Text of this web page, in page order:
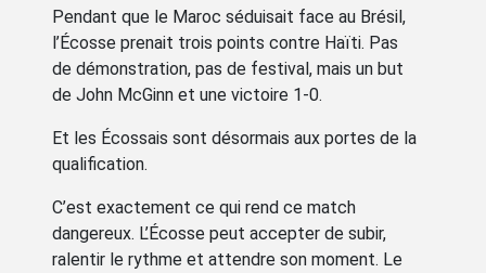
Pendant que le Maroc séduisait face au Brésil,
l’Écosse prenait trois points contre Haïti. Pas
de démonstration, pas de festival, mais un but
de John McGinn et une victoire 1-0.
Et les Écossais sont désormais aux portes de la
qualification.
C’est exactement ce qui rend ce match
dangereux. L’Écosse peut accepter de subir,
ralentir le rythme et attendre son moment. Le